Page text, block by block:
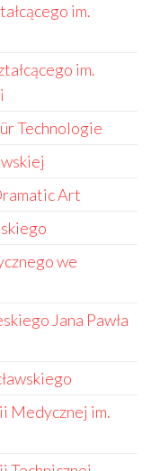
im.
im.
Technologie
Art
we
Jana Pawła
Medycznej im.